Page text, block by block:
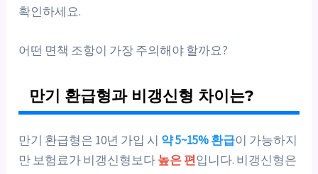
확인하세요.
어떤 면책 조항이 가장 주의해야 할까요?
만기 환급형과 비갱신형 차이는?
만기 환급형은 10년 가입 시 약 5~15% 환급이 가능하지
만 보험료가 비갱신형보다높은 편입니다. 비갱신형은